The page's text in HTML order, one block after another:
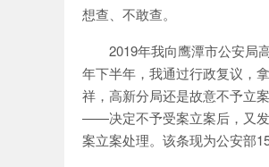
想查、不敢查。
2019年我向鹰潭市公安局
年下半年，我通过行政复议，
祥，高新分局还是故意不予立
——决定不予受案立案后，又发
案立案处理。该条现为公安部